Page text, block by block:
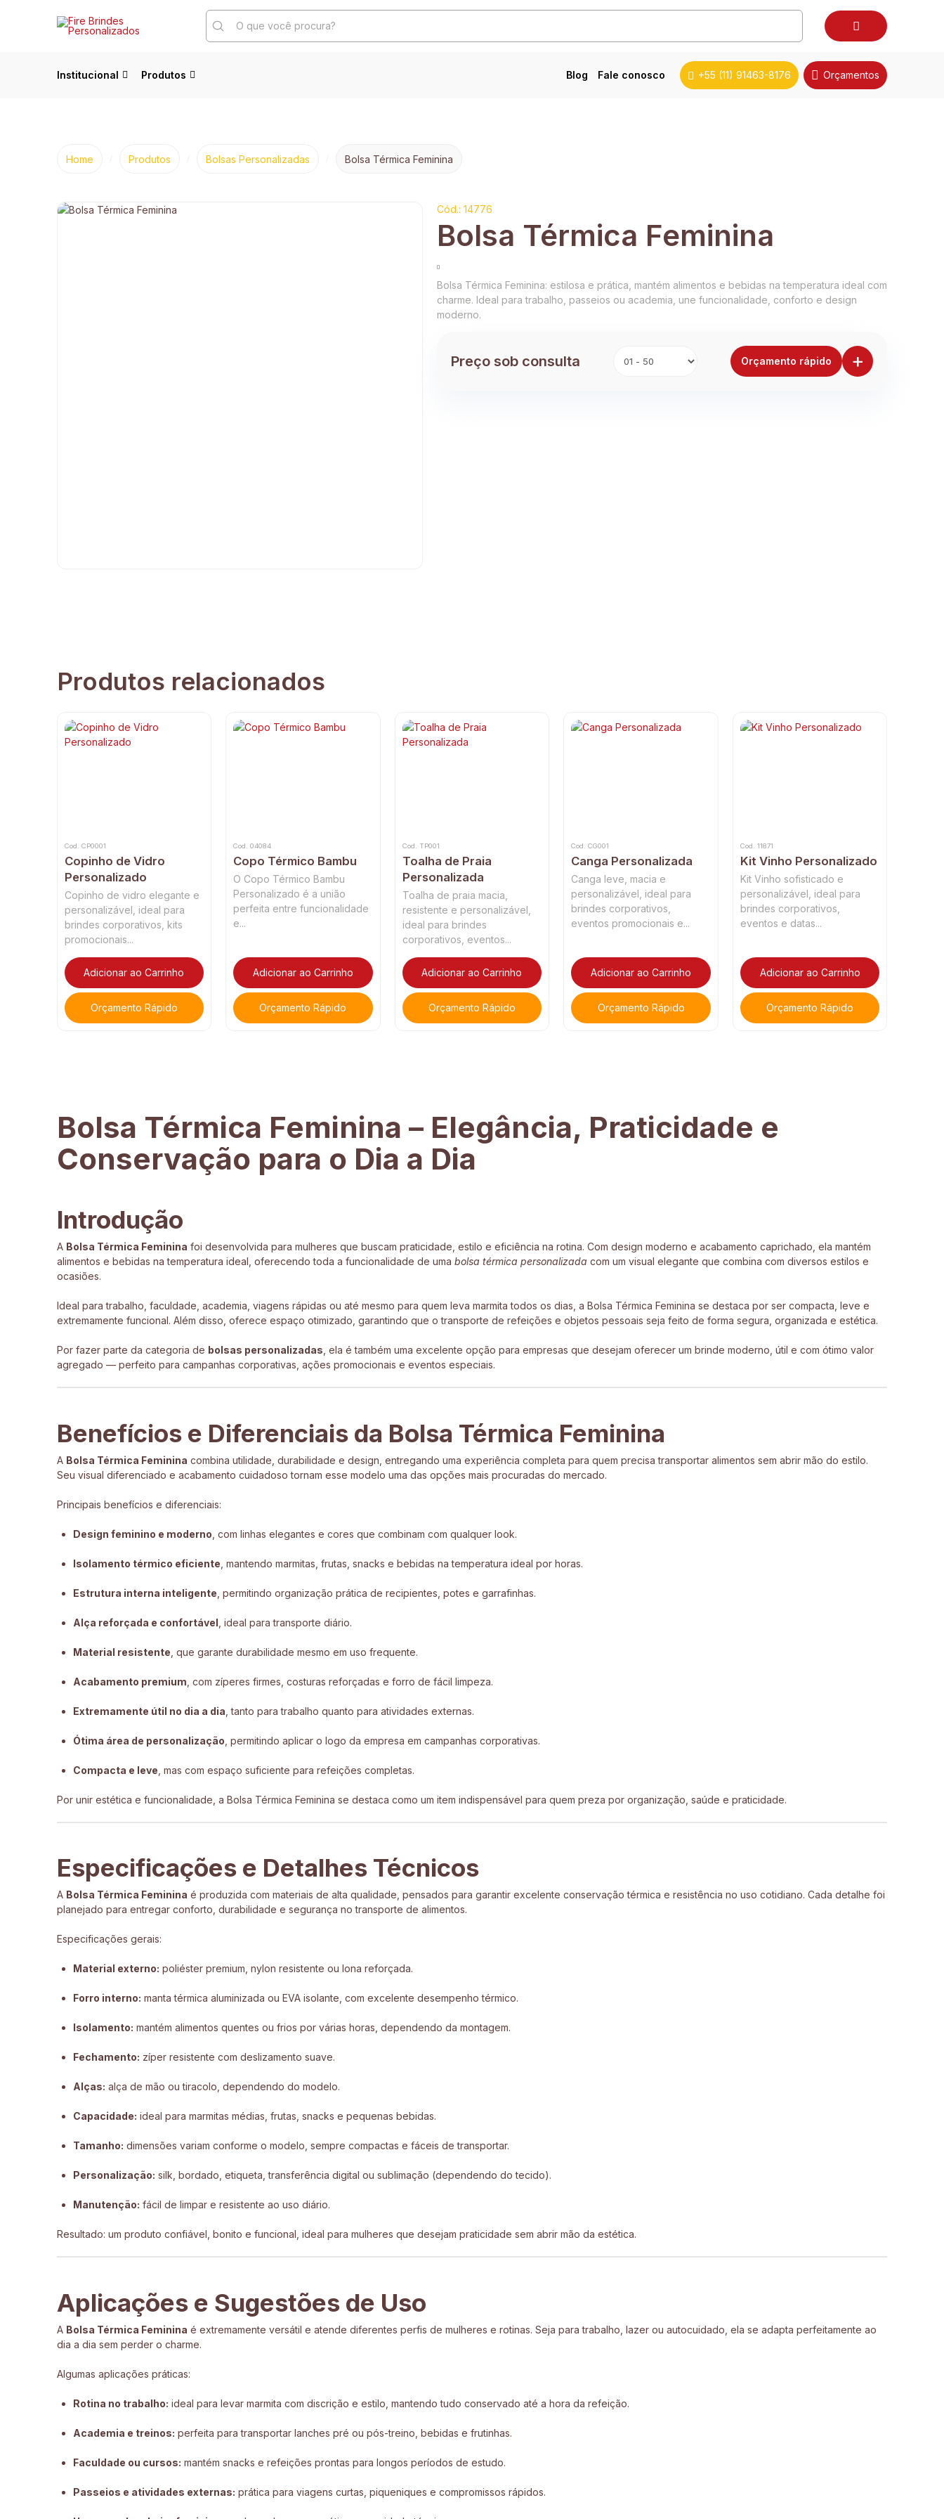
Search
Submit
Institucional Produtos Blog Fale conosco +55 (11) 91463-8176 Orçamentos
Home Produtos Bolsas Personalizadas Bolsa Térmica Feminina
Cód.: 14776
Bolsa Térmica Feminina
Bolsa Térmica Feminina: estilosa e prática, mantém alimentos e bebidas na temperatura ideal com
charme. Ideal para trabalho, passeios ou academia, une funcionalidade, conforto e design
moderno.
Preço sob consulta Orçamento rápido +
Produtos relacionados
Cod. CP0001
Copinho de Vidro
Personalizado
Copinho de vidro elegante e
personalizável, ideal para
brindes corporativos, kits
promocionais...
Adicionar ao Carrinho
Orçamento Rápido
Cod. 04084
Copo Térmico Bambu
O Copo Térmico Bambu
Personalizado é a união
perfeita entre funcionalidade
e...
Adicionar ao Carrinho
Orçamento Rápido
Cod. TP001
Toalha de Praia
Personalizada
Toalha de praia macia,
resistente e personalizável,
ideal para brindes
corporativos, eventos...
Adicionar ao Carrinho
Orçamento Rápido
Cod. CG001
Canga Personalizada
Canga leve, macia e
personalizável, ideal para
brindes corporativos,
eventos promocionais e...
Adicionar ao Carrinho
Orçamento Rápido
Cod. 11871
Kit Vinho Personalizado
Kit Vinho sofisticado e
personalizável, ideal para
brindes corporativos,
eventos e datas...
Adicionar ao Carrinho
Orçamento Rápido
Bolsa Térmica Feminina – Elegância, Praticidade e
Conservação para o Dia a Dia
Introdução
A Bolsa Térmica Feminina foi desenvolvida para mulheres que buscam praticidade, estilo e eficiência na rotina. Com design moderno e acabamento caprichado, ela mantém
alimentos e bebidas na temperatura ideal, oferecendo toda a funcionalidade de uma bolsa térmica personalizada com um visual elegante que combina com diversos estilos e
ocasiões.
Ideal para trabalho, faculdade, academia, viagens rápidas ou até mesmo para quem leva marmita todos os dias, a Bolsa Térmica Feminina se destaca por ser compacta, leve e
extremamente funcional. Além disso, oferece espaço otimizado, garantindo que o transporte de refeições e objetos pessoais seja feito de forma segura, organizada e estética.
Por fazer parte da categoria de bolsas personalizadas , ela é também uma excelente opção para empresas que desejam oferecer um brinde moderno, útil e com ótimo valor
agregado — perfeito para campanhas corporativas, ações promocionais e eventos especiais.
Benefícios e Diferenciais da Bolsa Térmica Feminina
A Bolsa Térmica Feminina combina utilidade, durabilidade e design, entregando uma experiência completa para quem precisa transportar alimentos sem abrir mão do estilo.
Seu visual diferenciado e acabamento cuidadoso tornam esse modelo uma das opções mais procuradas do mercado.
Principais benefícios e diferenciais:
Design feminino e moderno , com linhas elegantes e cores que combinam com qualquer look.
Isolamento térmico eficiente , mantendo marmitas, frutas, snacks e bebidas na temperatura ideal por horas.
Estrutura interna inteligente , permitindo organização prática de recipientes, potes e garrafinhas.
Alça reforçada e confortável , ideal para transporte diário.
Material resistente , que garante durabilidade mesmo em uso frequente.
Acabamento premium , com zíperes firmes, costuras reforçadas e forro de fácil limpeza.
Extremamente útil no dia a dia , tanto para trabalho quanto para atividades externas.
Ótima área de personalização , permitindo aplicar o logo da empresa em campanhas corporativas.
Compacta e leve , mas com espaço suficiente para refeições completas.
Por unir estética e funcionalidade, a Bolsa Térmica Feminina se destaca como um item indispensável para quem preza por organização, saúde e praticidade.
Especificações e Detalhes Técnicos
A Bolsa Térmica Feminina é produzida com materiais de alta qualidade, pensados para garantir excelente conservação térmica e resistência no uso cotidiano. Cada detalhe foi
planejado para entregar conforto, durabilidade e segurança no transporte de alimentos.
Especificações gerais:
Material externo: poliéster premium, nylon resistente ou lona reforçada.
Forro interno: manta térmica aluminizada ou EVA isolante, com excelente desempenho térmico.
Isolamento: mantém alimentos quentes ou frios por várias horas, dependendo da montagem.
Fechamento: zíper resistente com deslizamento suave.
Alças: alça de mão ou tiracolo, dependendo do modelo.
Capacidade: ideal para marmitas médias, frutas, snacks e pequenas bebidas.
Tamanho: dimensões variam conforme o modelo, sempre compactas e fáceis de transportar.
Personalização: silk, bordado, etiqueta, transferência digital ou sublimação (dependendo do tecido).
Manutenção: fácil de limpar e resistente ao uso diário.
Resultado: um produto confiável, bonito e funcional, ideal para mulheres que desejam praticidade sem abrir mão da estética.
Aplicações e Sugestões de Uso
A Bolsa Térmica Feminina é extremamente versátil e atende diferentes perfis de mulheres e rotinas. Seja para trabalho, lazer ou autocuidado, ela se adapta perfeitamente ao
dia a dia sem perder o charme.
Algumas aplicações práticas:
Rotina no trabalho: ideal para levar marmita com discrição e estilo, mantendo tudo conservado até a hora da refeição.
Academia e treinos: perfeita para transportar lanches pré ou pós-treino, bebidas e frutinhas.
Faculdade ou cursos: mantém snacks e refeições prontas para longos períodos de estudo.
Passeios e atividades externas: prática para viagens curtas, piqueniques e compromissos rápidos.